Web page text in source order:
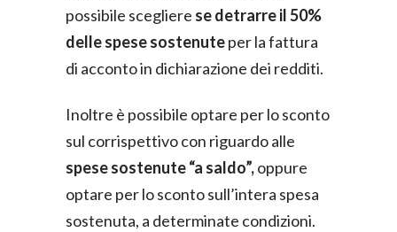
possibile scegliere se detrarre il 50%
delle spese sostenuteper la fattura
di acconto in dichiarazione dei redditi.
Inoltre è possibile optare per lo sconto
sul corrispettivo con riguardo alle
spese sostenute “a saldo”,oppure
optare per lo sconto sull’intera spesa
sostenuta, a determinate condizioni.